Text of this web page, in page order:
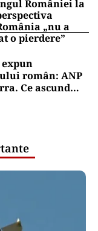
României la
„nu a
o pierdere”
român: ANP
Ce ascund